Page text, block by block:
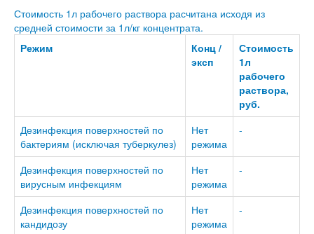
Стоимость 1л рабочего раствора расчитана исходя из
средней стоимости за 1л/кг концентрата.
Режим
Конц /
эксп
Стоимость
1л
рабочего
раствора,
руб.
Дезинфекция поверхностей по
бактериям (исключая туберкулез)
Нет
режима
-
Дезинфекция поверхностей по
вирусным инфекциям
Нет
режима
-
Дезинфекция поверхностей по
кандидозу
Нет
режима
-